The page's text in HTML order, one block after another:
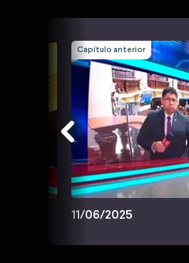
Capítulo anterior
11/06/2025